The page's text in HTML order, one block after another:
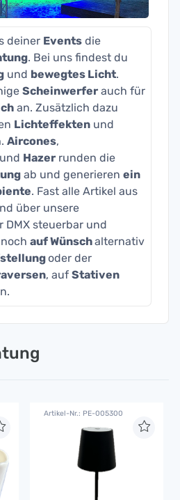
deiner Events die
. Bei uns findest du
und bewegtes Licht.
Scheinwerfer auch für
an. Zusätzlich dazu
Lichteffekten und
Aircones,
und Hazer runden die
ab und generieren ein
. Fast alle Artikel aus
über unsere
DMX steuerbar und
auf Wünschalternativ
oder der
, auf Stativen
Artikel-Nr.: PE-005300